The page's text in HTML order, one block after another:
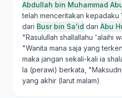
Abdullah bin Muhammad
telah menceritakan kepadaku
dari Busr bin Sa'id dari Abu
"Rasulullah shallallahu 'alaihi
"Wanita mana saja yang
maka jangan sekali-kali ia
Ia (perawi) berkata,
yang akhir (larut malam)